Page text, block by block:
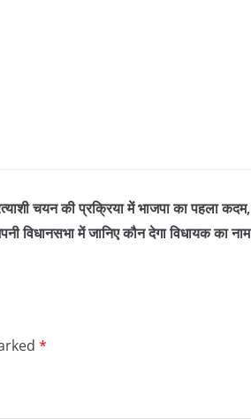
चयन की प्रक्रिया में भाजपा का पहला कदम,
विधानसभा में जानिए कौन देगा विधायक का नाम
*